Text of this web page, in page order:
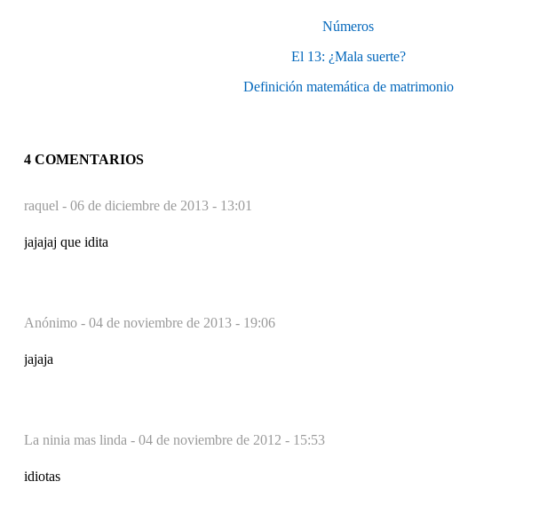
Números
El 13: ¿Mala suerte?
Definición matemática de matrimonio
4 COMENTARIOS
raquel - 06 de diciembre de 2013 - 13:01
jajajaj que idita
Anónimo - 04 de noviembre de 2013 - 19:06
jajaja
La ninia mas linda - 04 de noviembre de 2012 - 15:53
idiotas